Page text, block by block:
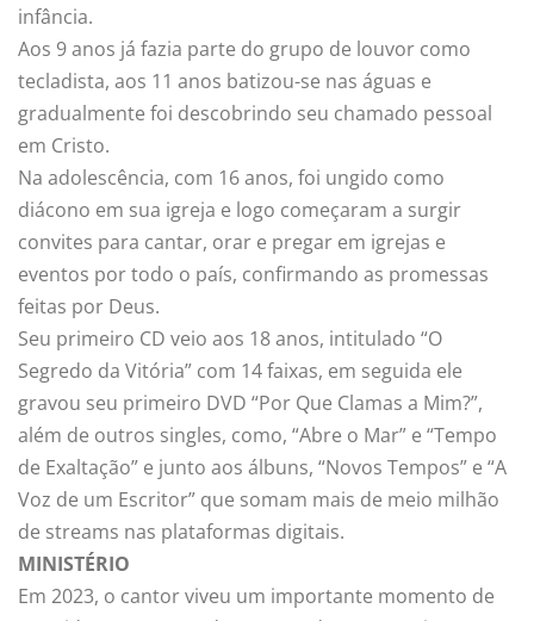
infância.
Aos 9 anos já fazia parte do grupo de louvor como
tecladista, aos 11 anos batizou-se nas águas e
gradualmente foi descobrindo seu chamado pessoal
em Cristo.
Na adolescência, com 16 anos, foi ungido como
diácono em sua igreja e logo começaram a surgir
convites para cantar, orar e pregar em igrejas e
eventos por todo o país, confirmando as promessas
feitas por Deus.
Seu primeiro CD veio aos 18 anos, intitulado “O
Segredo da Vitória” com 14 faixas, em seguida ele
gravou seu primeiro DVD “Por Que Clamas a Mim?”,
além de outros singles, como, “Abre o Mar” e “Tempo
de Exaltação” e junto aos álbuns, “Novos Tempos” e “A
Voz de um Escritor” que somam mais de meio milhão
de streams nas plataformas digitais.
MINISTÉRIO
Em 2023, o cantor viveu um importante momento de